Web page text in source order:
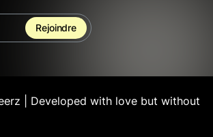
| Developed with love but without